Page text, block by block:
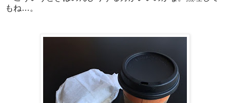
もね…。